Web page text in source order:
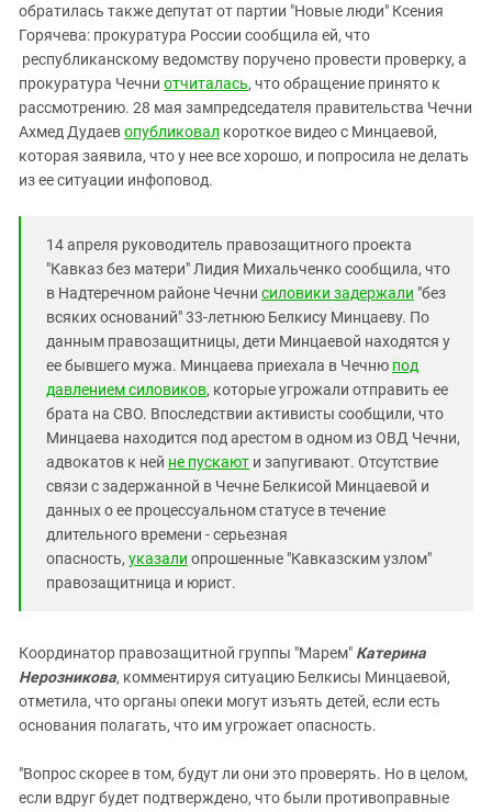
Южная Осетия
Южный Кавказ
ЮФО
обратилась также депутат от партии "Новые люди" Ксения
Горячева: прокуратура России сообщила ей, что
республиканскому ведомству поручено провести проверку, а
прокуратура Чечни отчиталась, что обращение принято к
рассмотрению. 28 мая зампредседателя правительства Чечни
Ахмед Дудаевопубликовал короткое видео с Минцаевой,
которая заявила, что у нее все хорошо, и попросила не делать
из ее ситуации инфоповод.
14 апреля руководитель правозащитного проекта
"Кавказ без матери" Лидия Михальченко сообщила, что
в Надтеречном районе Чечни силовики задержали "без
всяких оснований" 33-летнюю Белкису Минцаеву. По
данным правозащитницы, дети Минцаевой находятся у
ее бывшего мужа. Минцаева приехала в Чечню под
давлением силовиков, которые угрожали отправить ее
брата на СВО. Впоследствии активисты сообщили, что
Минцаева находится под арестом в одном из ОВД Чечни,
адвокатов к ней не пускают и запугивают. Отсутствие
связи с задержанной в Чечне Белкисой Минцаевой и
данных о ее процессуальном статусе в течение
длительного времени - серьезная
опасность, указали опрошенные "Кавказским узлом"
правозащитница и юрист.
Координатор правозащитной группы "Марем" Катерина
Нерозникова, комментируя ситуацию Белкисы Минцаевой,
отметила, что органы опеки могут изъять детей, если есть
основания полагать, что им угрожает опасность.
"Вопрос скорее в том, будут ли они это проверять. Но в целом,
если вдруг будет подтверждено, что были противоправные